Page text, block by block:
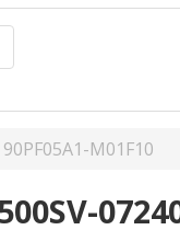
90PF05A1-M01F10